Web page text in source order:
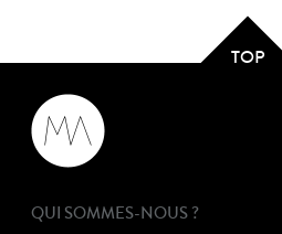
TOP
QUI SOMMES-NOUS ?